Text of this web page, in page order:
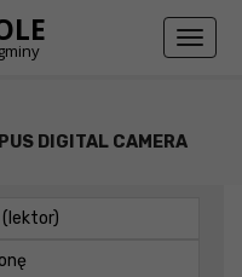
Toggle
DIGITAL CAMERA